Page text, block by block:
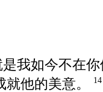
我如今不在
他的美意。 14